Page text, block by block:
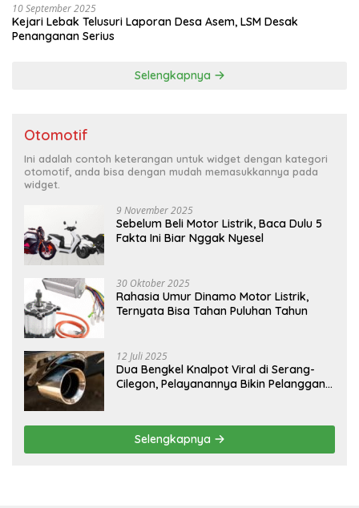
10 September 2025
Kejari Lebak Telusuri Laporan Desa Asem, LSM Desak
Penanganan Serius
Selengkapnya
Otomotif
Ini adalah contoh keterangan untuk widget dengan kategori
otomotif, anda bisa dengan mudah memasukkannya pada
widget.
9 November 2025
Sebelum Beli Motor Listrik, Baca Dulu 5
Fakta Ini Biar Nggak Nyesel
30 Oktober 2025
Rahasia Umur Dinamo Motor Listrik,
Ternyata Bisa Tahan Puluhan Tahun
12 Juli 2025
Dua Bengkel Knalpot Viral di Serang-
Cilegon, Pelayanannya Bikin Pelanggan
Selengkapnya